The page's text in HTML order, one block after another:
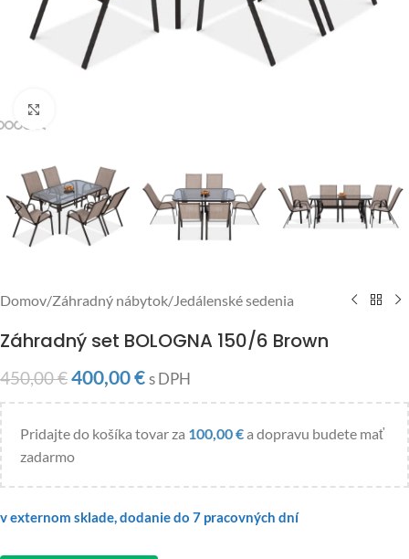
Domov/Záhradný nábytok/Jedálenské sedenia
Záhradný set BOLOGNA 150/6 Brown
450,00€400,00€ s DPH
Pridajte do košíka tovar za 100,00€a dopravu budete mať
zadarmo
v externom sklade, dodanie do 7 pracovných dní